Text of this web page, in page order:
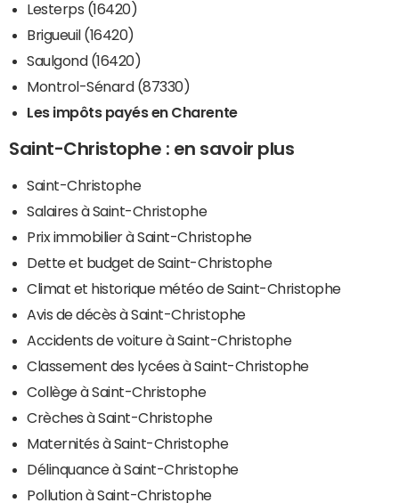
Lesterps (16420)
Brigueuil (16420)
Saulgond (16420)
Montrol-Sénard (87330)
Les impôts payés en Charente
Saint-Christophe : en savoir plus
Saint-Christophe
Salaires à Saint-Christophe
Prix immobilier à Saint-Christophe
Dette et budget de Saint-Christophe
Climat et historique météo de Saint-Christophe
Avis de décès à Saint-Christophe
Accidents de voiture à Saint-Christophe
Classement des lycées à Saint-Christophe
Collège à Saint-Christophe
Crèches à Saint-Christophe
Maternités à Saint-Christophe
Délinquance à Saint-Christophe
Pollution à Saint-Christophe